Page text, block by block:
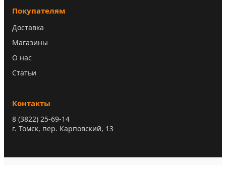
Покупателям
Доставка
Магазины
О нас
Статьи
Контакты
8 (3822) 25-69-14
г. Томск, пер. Карповский, 13